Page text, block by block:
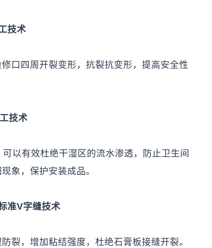
技术
四周开裂变形，抗裂抗变形，提高安全性
技术
有效杜绝干湿区的流水渗透，防止卫生间
象，保护安装成品。
准V字缝技术
，增加粘结强度，杜绝石膏板接缝开裂。